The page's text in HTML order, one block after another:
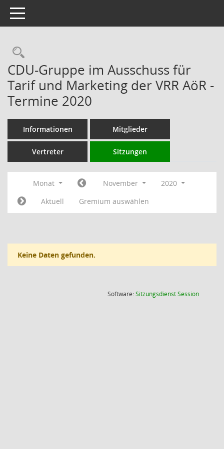
Toggle navigation
Rechercheauswahl
CDU-Gruppe im Ausschuss für
Tarif und Marketing der VRR AöR -
Termine 2020
Informationen Mitglieder
Vertreter Sitzungen
Monat November
2020
Aktuell
Gremium auswählen
Keine Daten gefunden.
Software:SitzungsdienstSession(Wird in